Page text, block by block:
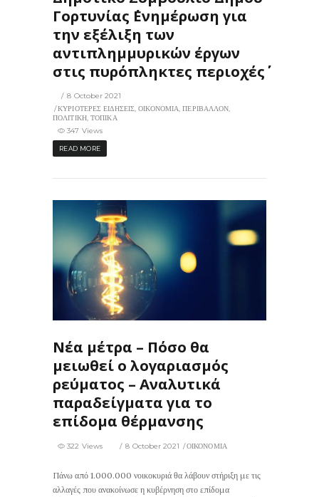
Γορτυνίας ΄΄Ενημέρωση για
την εξέλιξη των
αντιπλημμυρικών έργων
στις πυρόπληκτες περιοχές΄΄
8 October 2021
ΚΥΡΙΟΤΕΡΕΣ ΕΙΔΗΣΕΙΣ,ΟΙΚΟΝΟΜΙΑ,ΠΕΡΙΒΑΛΛΟΝ,
ΠΟΛΙΤΙΚΗ,ΤΟΠΙΚΑ
347 Views
READ MORE
Νέα μέτρα – Πόσο θα
μειωθεί ο λογαριασμός
ρεύματος – Αναλυτικά
παραδείγματα για το
επίδομα θέρμανσης
8 October 2021 ΟΙΚΟΝΟΜΙΑ
322 Views
Πάνω από 1.000.000 νοικοκυριά θα λάβουν στήριξη με τις
αλλαγές που ανακοίνωσε η κυβέρνηση στο επίδομα